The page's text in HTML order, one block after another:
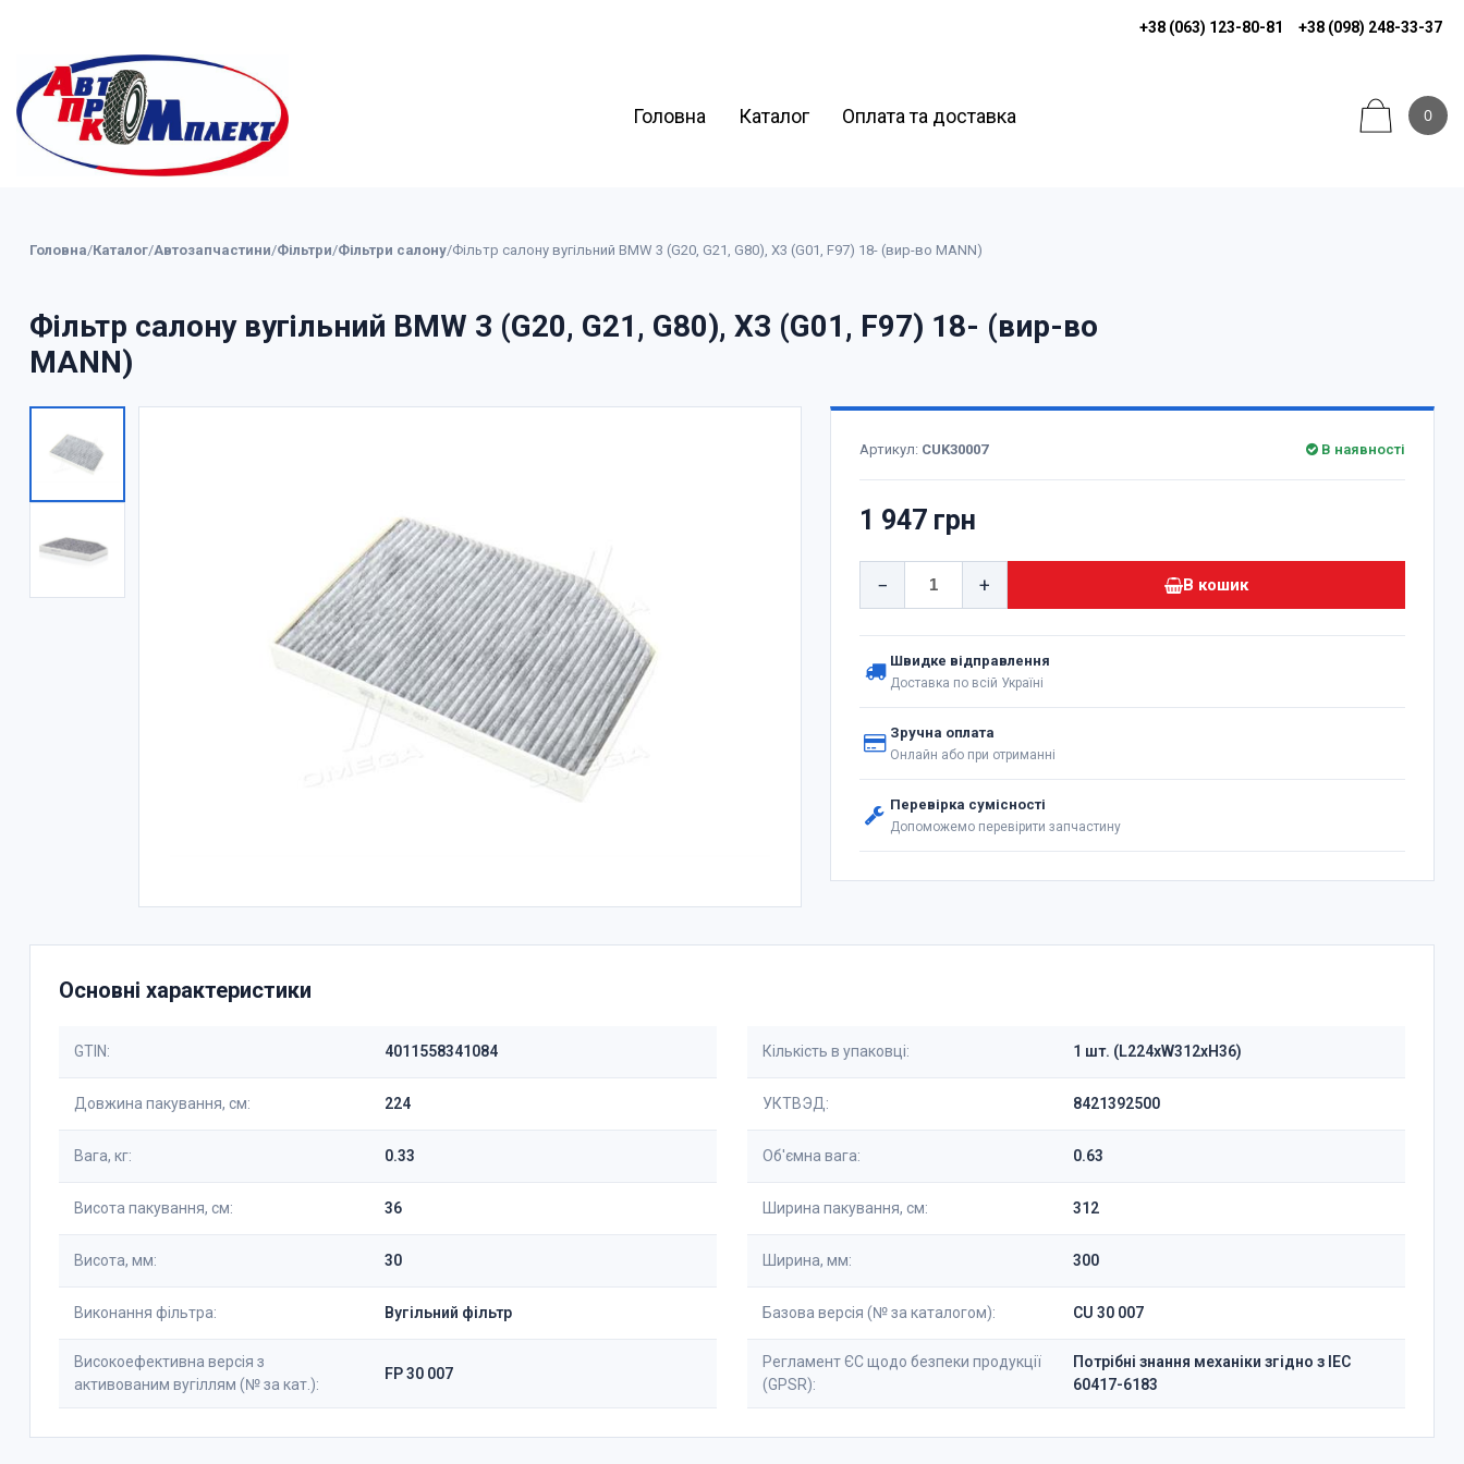
+38 (063) 123-80-81 +38 (098) 248-33-37
Головна Каталог Оплата та доставка 0
Головна/Каталог/Автозапчастини/Фільтри/Фільтри салону/Фільтр салону вугільний BMW 3 (G20, G21, G80), X3 (G01, F97) 18- (вир-во MANN)
Фільтр салону вугільний BMW 3 (G20, G21, G80), X3 (G01, F97) 18- (вир-во
MANN)
Артикул: CUK30007 В наявності
1 947 грн
− + В кошик
Швидке відправлення
Доставка по всій Україні
Зручна оплата
Онлайн або при отриманні
Перевірка сумісності
Допоможемо перевірити запчастину
Основні характеристики
GTIN: 4011558341084 Кількість в упаковці: 1 шт. (L224xW312xH36)
Довжина пакування, см: 224 УКТВЭД: 8421392500
Вага, кг: 0.33 Об'ємна вага: 0.63
Висота пакування, см: 36 Ширина пакування, см: 312
Висота, мм: 30 Ширина, мм: 300
Виконання фільтра: Вугільний фільтр Базова версія (№ за каталогом): CU 30 007
Високоефективна версія з
активованим вугіллям (№ за кат.):
FP 30 007
Регламент ЄС щодо безпеки продукції
(GPSR):
Потрібні знання механіки згідно з IEC
60417-6183